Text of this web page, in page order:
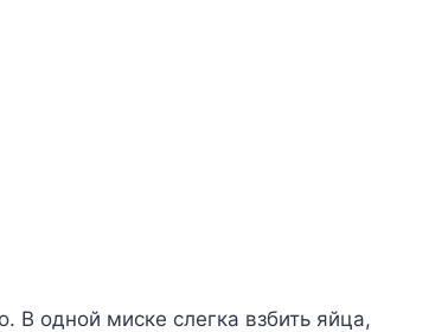
В одной миске слегка взбить яйца,